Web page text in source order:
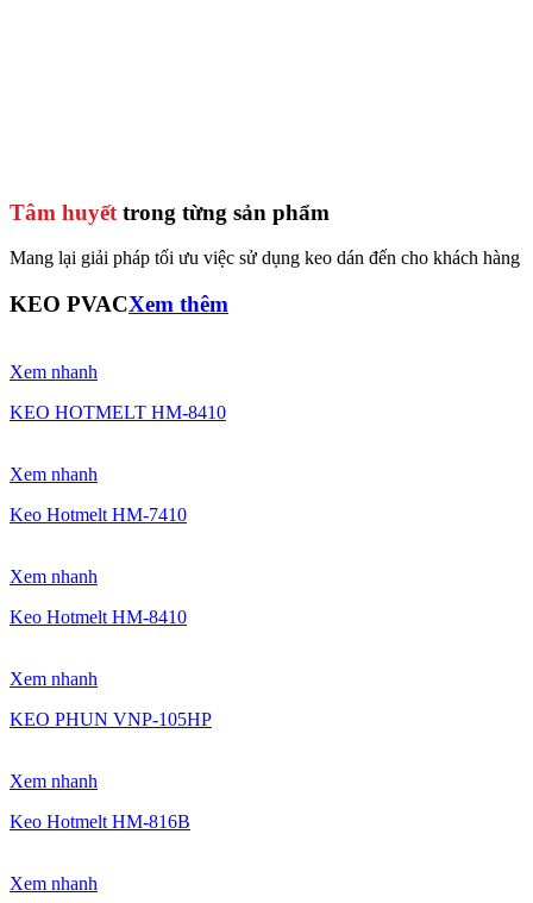
Tâm huyết trong từng sản phẩm
Mang lại giải pháp tối ưu việc sử dụng keo dán đến cho khách hàng
KEO PVACXem thêm
Xem nhanh
KEO HOTMELT HM-8410
Xem nhanh
Keo Hotmelt HM-7410
Xem nhanh
Keo Hotmelt HM-8410
Xem nhanh
KEO PHUN VNP-105HP
Xem nhanh
Keo Hotmelt HM-816B
Xem nhanh